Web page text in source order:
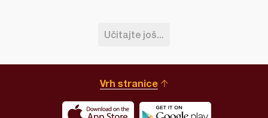
Učitajte još...
Vrh stranice